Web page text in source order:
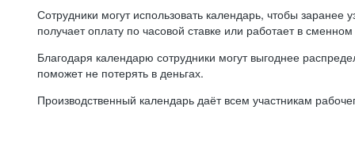
Сотрудники могут использовать календарь, чтобы
получает оплату по часовой ставке или работает в
Благодаря календарю сотрудники могут выгоднее
поможет не потерять в деньгах.
Производственный календарь даёт всем участникам